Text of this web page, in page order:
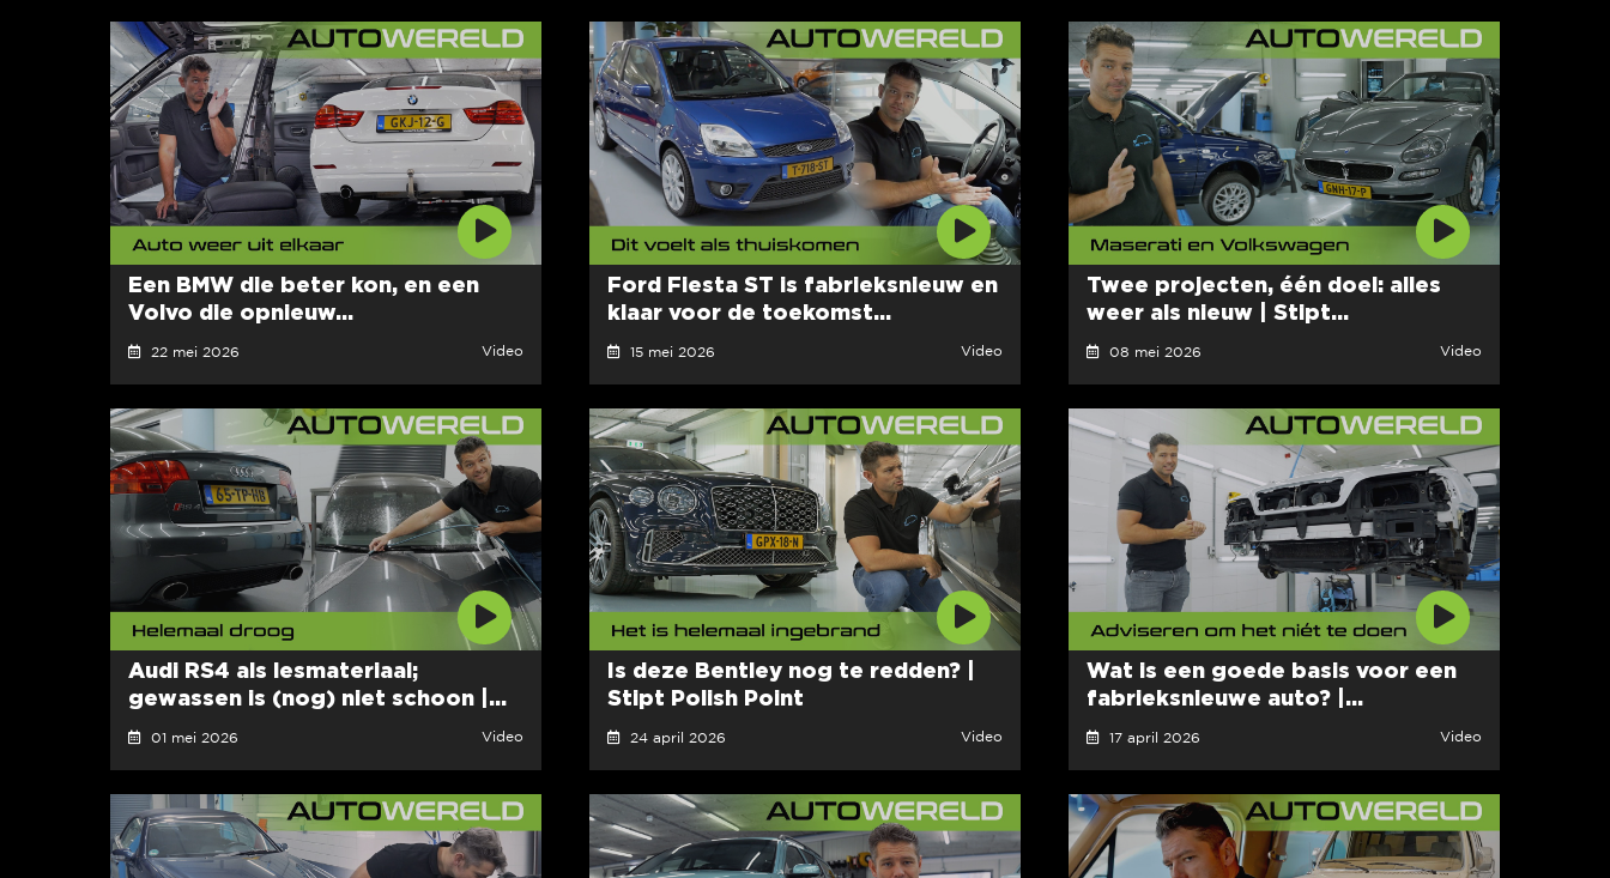
Een BMW die beter kon, en een
Volvo die opnieuw...
22 mei 2026 Video
Ford Fiesta ST is fabrieksnieuw en
klaar voor de toekomst...
15 mei 2026 Video
Twee projecten, één doel: alles
weer als nieuw | Stipt...
08 mei 2026 Video
Audi RS4 als lesmateriaal;
gewassen is (nog) niet schoon |...
01 mei 2026 Video
Is deze Bentley nog te redden? |
Stipt Polish Point
24 april 2026 Video
Wat is een goede basis voor een
fabrieksnieuwe auto? |...
17 april 2026 Video